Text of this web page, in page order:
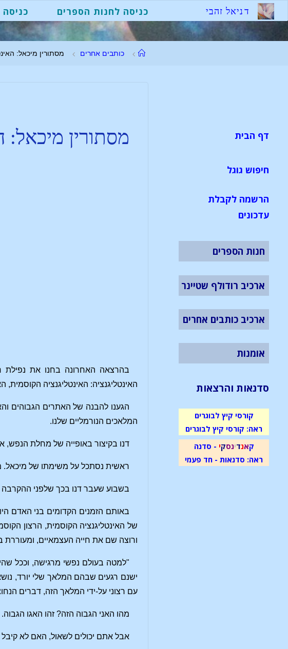
דניאל זהבי כניסה לחנות הספרים
כותבים אחרים מסתורין מיכאל:
מסתורין מיכאל:
בהרצאה האחרונה בחנו את נפילת
האינטליגנציה: האינטליגנציה הקוסמית,
הגענו להבנה של האתרים הגבוהים
המלאכים הנורמליים שלנו.
דנו בקיצור באופייה של מחלת הנפש, אשר זיהמה את האנושות מאז שנת 1879,
ראשית נסתכל על משימתו של מיכאל.
בשבוע שעבר דנו בכך שלפני ההקרבה
באותם הזמנים הקדומים בני האדם
של האינטליגנציה הקוסמית, הרצון
ורוצה שם את חייה העצמאיים,
"למטה בעולם נפשי מרגישה, וככל
ישנם רגעים שבהם המלאך שלי יורד,
עם רצוני על-ידי המלאך הזה, דברים
מהו האני הגבוה הזה? זהו האגו הגבוה.
אבל אתם יכולים לשאול, האם לא
דף הבית
חיפוש גוגל
הרשמה לקבלת
עדכונים
חנות הספרים
ארכיב רודולף שטיינר
ארכיב כותבים אחרים
אומנות
סדנאות והרצאות
קורסי קיץ לבוגרים
ראה: קורסי קיץ לבוגרים
קאנדינסקי - סדנה
ראה: סדנאות - חד פעמי